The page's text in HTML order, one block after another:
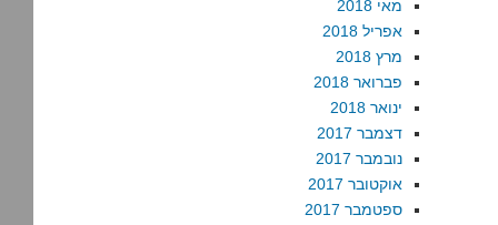
מאי 2018
אפריל 2018
מרץ 2018
פברואר 2018
ינואר 2018
דצמבר 2017
נובמבר 2017
אוקטובר 2017
ספטמבר 2017